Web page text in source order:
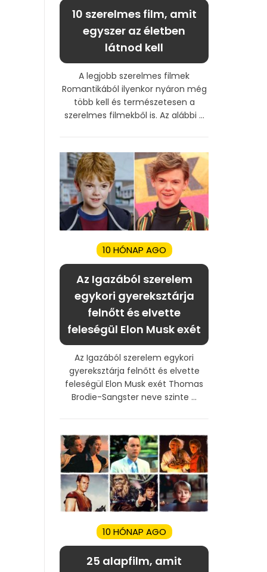
10 szerelmes film, amit
egyszer az életben
látnod kell
A legjobb szerelmes filmek
Romantikából ilyenkor nyáron még
több kell és természetesen a
szerelmes filmekből is. Az alábbi ...
10 HÓNAP AGO
Az Igazából szerelem
egykori gyereksztárja
felnőtt és elvette
feleségül Elon Musk exét
Az Igazából szerelem egykori
gyereksztárja felnőtt és elvette
feleségül Elon Musk exét Thomas
Brodie-Sangster neve szinte ...
10 HÓNAP AGO
25 alapfilm, amit